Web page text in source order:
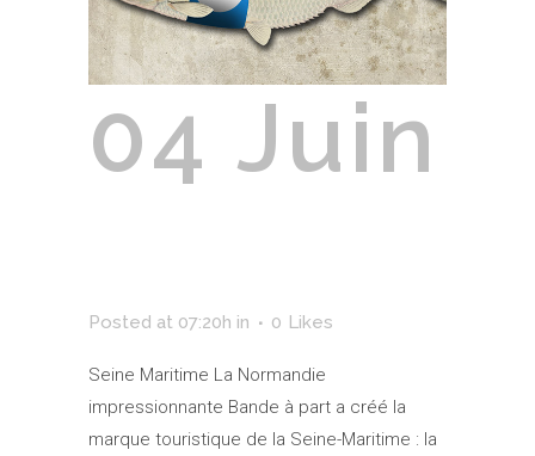
04 Juin
Posted at 07:20h in 0 Likes
Seine Maritime La Normandie
impressionnante Bande à part a créé la
marque touristique de la Seine-Maritime : la